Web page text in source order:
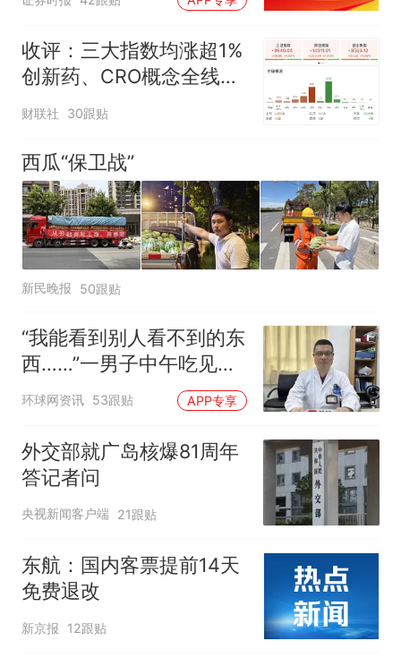
收评：三大指数均涨超1%
创新药、CRO概念全线走
强
财联社 30跟贴
西瓜“保卫战”
新民晚报 50跟贴
“我能看到别人看不到的东
西……”一男子中午吃见手
青没事，晚上再吃却出现
环球网资讯 53跟贴 APP专享
外交部就广岛核爆81周年
答记者问
央视新闻客户端 21跟贴
东航：国内客票提前14天
免费退改
新京报 12跟贴